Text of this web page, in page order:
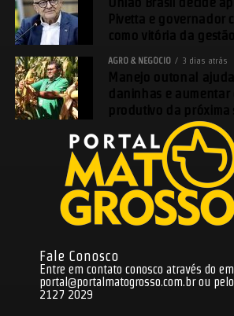
AGRO & NEGÓCIO 3 dias atrás
Fale Conosco
Entre em contato conosco através do
portal@portalmatogrosso.com.brou
2127 2029